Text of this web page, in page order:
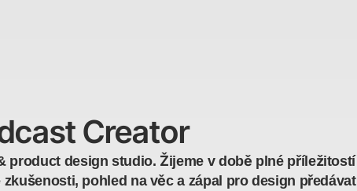
Creator
product design studio. Žijeme v době plné příležitostí
pohled na věc a zápal pro design předávat